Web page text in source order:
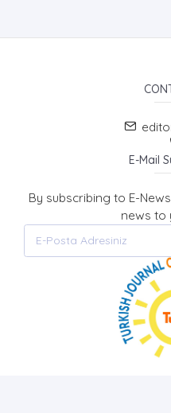
E-Mail
By subscribing to E-
news to